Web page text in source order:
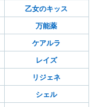
乙女のキッス
万能薬
ケアルラ
レイズ
リジェネ
シェル